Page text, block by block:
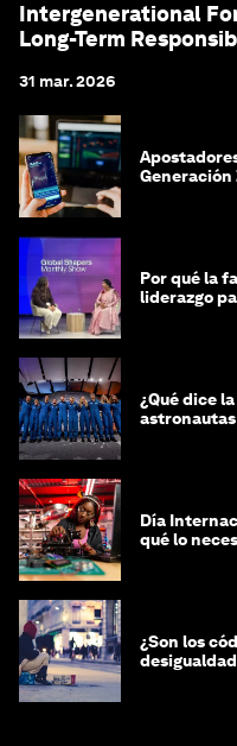
Intergenerational
Long-Term
31 mar. 2026
Por qué la
liderazgo
¿Qué dice
astronautas
Día
qué lo
¿Son los